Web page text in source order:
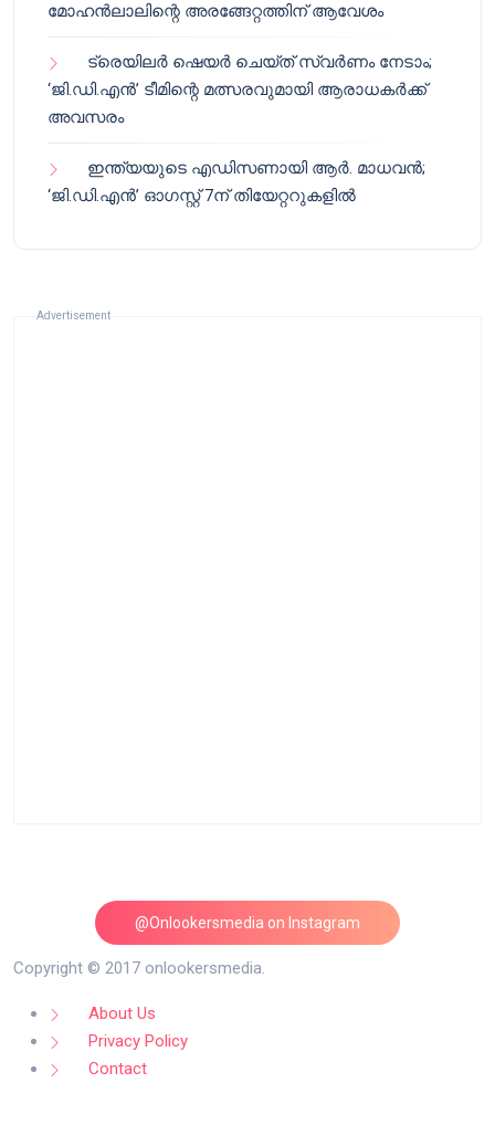
മോഹൻലാലിന്റെ അരങ്ങേറ്റത്തിന് ആവേശം
ട്രെയിലർ ഷെയർ ചെയ്‌ത് സ്വർണം നേടാം;
‘ജി.ഡി.എൻ’ ടീമിന്റെ മത്സരവുമായി ആരാധകർക്ക്
അവസരം
ഇന്ത്യയുടെ എഡിസണായി ആർ. മാധവൻ;
‘ജി.ഡി.എൻ’ ഓഗസ്റ്റ് 7ന് തിയേറ്ററുകളിൽ
Advertisement
@Onlookersmedia on Instagram
Follow on Instagram
Copyright © 2017 onlookersmedia.
About Us
Privacy Policy
Contact